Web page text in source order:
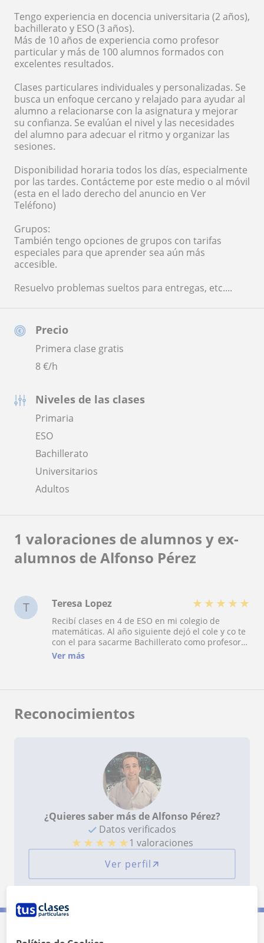
Precio
Primera clase gratis
8€/h
Niveles de las clases
Primaria
ESO
Bachillerato
Universitarios
Adultos
Tengo experiencia en docencia universitaria (2 años),
bachillerato y ESO (3 años).
Más de 10 años de experiencia como profesor
particular y más de 100 alumnos formados con
excelentes resultados.
Clases particulares individuales y personalizadas. Se
busca un enfoque cercano y relajado para ayudar al
alumno a relacionarse con la asignatura y mejorar
su confianza. Se evalúan el nivel y las necesidades
del alumno para adecuar el ritmo y organizar las
sesiones.
Disponibilidad horaria todos los días, especialmente
por las tardes. Contácteme por este medio o al móvil
(esta en el lado derecho del anuncio en Ver
Teléfono)
Grupos:
También tengo opciones de grupos con tarifas
especiales para que aprender sea aún más
accesible.
Resuelvo problemas sueltos para entregas, etc....
1 valoraciones de alumnos y ex-
alumnos de Alfonso Pérez
T Teresa Lopez ★ ★ ★ ★ ★
Recibí clases en 4 de ESO en mi colegio de
matemáticas. Al año siguiente dejó el cole y co te
con el para sacarme Bachillerato como profesor
particular. Simpático, puntual y muy eficiente. Un
Ver más
Reconocimientos
¿Quieres saber más de Alfonso Pérez?
Datos verificados
★ ★ ★ ★ ★1 valoraciones
Ver perfil